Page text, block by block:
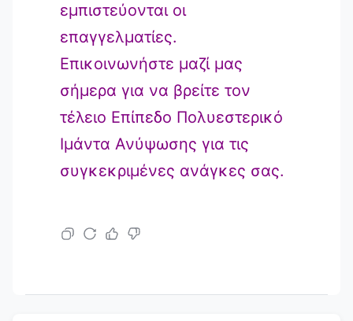
εμπιστεύονται οι
επαγγελματίες.
Επικοινωνήστε μαζί μας
σήμερα για να βρείτε τον
τέλειο Επίπεδο Πολυεστερικό
Ιμάντα Ανύψωσης για τις
συγκεκριμένες ανάγκες σας.